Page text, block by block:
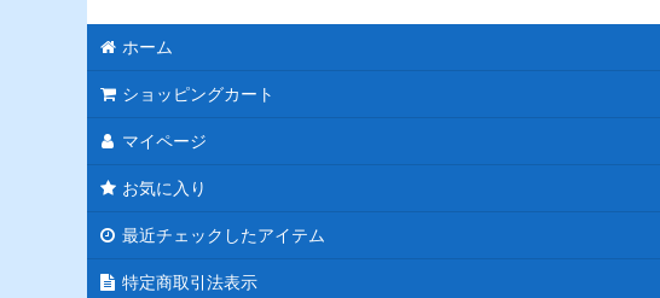
ホーム
ショッピングカート
マイページ
お気に入り
最近チェックしたアイテム
特定商取引法表示